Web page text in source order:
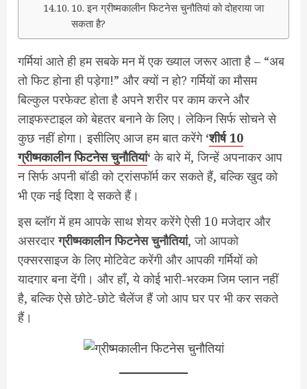
10. इन ग्रीष्मकालीन फिटनेस चुनौतियां को दोहराया जा
सकता है?
गर्मियां आते ही हम सबके मन में एक ख्याल जरूर आता है – “अब
तो फिट होना ही पड़ेगा!” और क्यों न हो? गर्मियों का मौसम
बिल्कुल परफेक्ट होता है अपने शरीर पर काम करने और
लाइफस्टाइल को बेहतर बनाने के लिए। लेकिन सिर्फ सोचने से
कुछ नहीं होगा। इसीलिए आज हम बात करेंगे ‘शीर्ष 10
ग्रीष्मकालीन फिटनेस चुनौतियां‘ के बारे में, जिन्हें अपनाकर आप
न सिर्फ अपनी बॉडी को ट्रांसफॉर्म कर सकते हैं, बल्कि खुद को
भी एक नई दिशा दे सकते हैं।
इस ब्लॉग में हम आपके साथ शेयर करेंगे ऐसी 10 मजेदार और
असरदारग्रीष्मकालीन फिटनेस चुनौतियां, जो आपको
एक्सरसाइज के लिए मोटिवेट करेंगी और आपकी गर्मियों को
यादगार बना देंगी। और हाँ, ये कोई भारी-भरकम जिम प्लान नहीं
है, बल्कि ऐसे छोटे-छोटे चैलेंज हैं जो आप घर पर भी कर सकते
हैं।